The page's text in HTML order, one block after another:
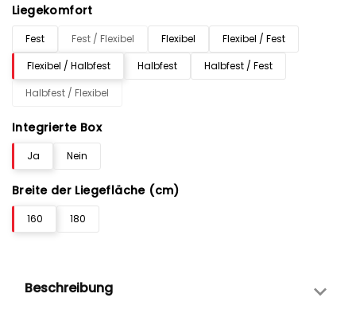
Liegekomfort
Fest Fest / Flexibel Flexibel
Flexibel / Fest
Flexibel / Halbfest
Halbfest
Halbfest / Fest
Halbfest / Flexibel
Integrierte Box
Ja Nein
Breite der Liegefläche (cm)
160 180
Beschreibung